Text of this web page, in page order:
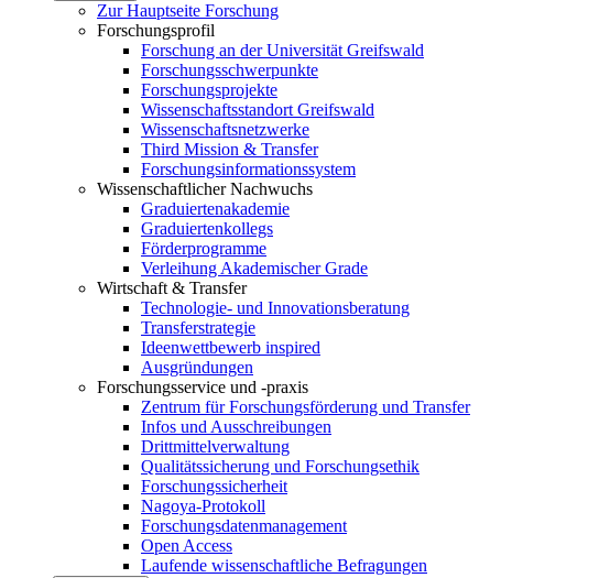
Zur Hauptseite Forschung
Forschungsprofil
Forschung an der Universität Greifswald
Forschungsschwerpunkte
Forschungsprojekte
Wissenschaftsstandort Greifswald
Wissenschaftsnetzwerke
Third Mission & Transfer
Forschungsinformationssystem
Wissenschaftlicher Nachwuchs
Graduiertenakademie
Graduiertenkollegs
Förderprogramme
Verleihung Akademischer Grade
Wirtschaft & Transfer
Technologie- und Innovationsberatung
Transferstrategie
Ideenwettbewerb inspired
Ausgründungen
Forschungsservice und -praxis
Zentrum für Forschungsförderung und Transfer
Infos und Ausschreibungen
Drittmittelverwaltung
Qualitätssicherung und Forschungsethik
Forschungssicherheit
Nagoya-Protokoll
Forschungsdatenmanagement
Open Access
Laufende wissenschaftliche Befragungen